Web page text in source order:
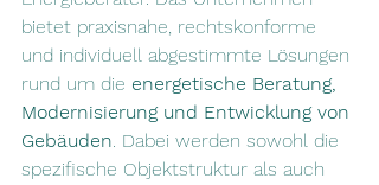
bietet praxisnahe, rechtskonforme
und individuell abgestimmte Lösungen
rund um die energetische Beratung,
Modernisierung und Entwicklung von
Gebäuden. Dabei werden sowohl die
spezifische Objektstruktur als auch